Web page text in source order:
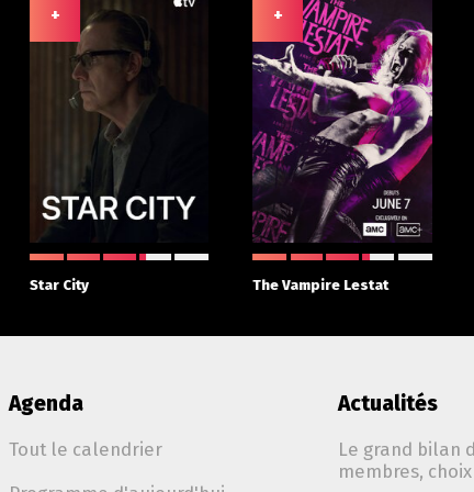
+
Star City
+
The Vampire Lestat
Agenda
Tout le calendrier
Actualités
Le grand bilan
membres,